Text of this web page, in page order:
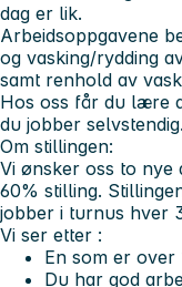
dag er lik.
Arbeidsoppgavene
og vasking/rydding
samt renhold av
Hos oss får du lære
du jobber selvstendig.
Om stillingen:
Vi ønsker oss to nye
60% stilling.
jobber i turnus hver
Vi ser etter :
En som er
Du har god